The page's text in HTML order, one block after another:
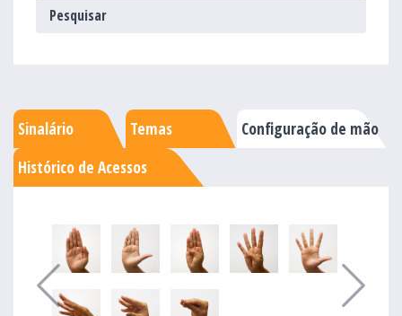
Sinalário Temas
Configuração de mão
Histórico de Acessos